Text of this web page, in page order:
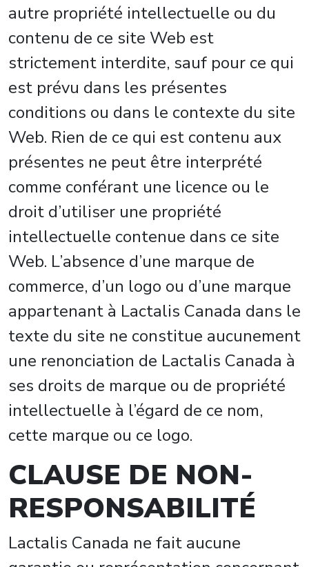
autre propriété intellectuelle ou du
contenu de ce site Web est
strictement interdite, sauf pour ce qui
est prévu dans les présentes
conditions ou dans le contexte du site
Web. Rien de ce qui est contenu aux
présentes ne peut être interprété
comme conférant une licence ou le
droit d’utiliser une propriété
intellectuelle contenue dans ce site
Web. L’absence d’une marque de
commerce, d’un logo ou d’une marque
appartenant à Lactalis Canada dans le
texte du site ne constitue aucunement
une renonciation de Lactalis Canada à
ses droits de marque ou de propriété
intellectuelle à l’égard de ce nom,
cette marque ou ce logo.
CLAUSE DE NON-
RESPONSABILITÉ
Lactalis Canada ne fait aucune